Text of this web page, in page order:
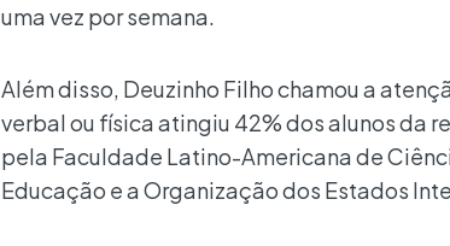
uma vez por semana.
Além disso, Deuzinho Filho chamou a
verbal ou física atingiu 42% dos alunos da
pela Faculdade Latino-Americana de
Educação e a Organização dos Estados